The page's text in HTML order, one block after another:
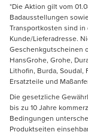
*Die Aktion gilt vom
Badausstellungen
Transportkosten sind
Kunde/Lieferadresse.
Geschenkgutscheinen
HansGrohe, Grohe,
Lithofin, Burda, Soudal,
Ersatzteile und
Die gesetzliche
bis zu 10 Jahre
Bedingungen
Produktseiten